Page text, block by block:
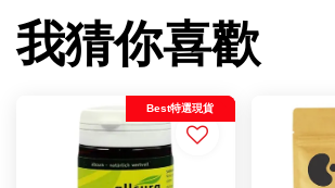
我猜你喜歡
Best特選現貨